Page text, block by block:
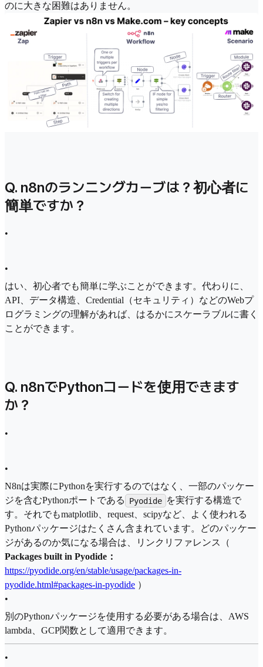
のに大きな困難はありません。
Q. n8nのランニングカーブは？初心者に
簡単ですか？
•
•
はい、初心者でも簡単に学ぶことができます。代わりに、
API、データ構造、Credential（セキュリティ）などのWebプ
ログラミングの理解があれば、はるかにスケーラブルに書く
ことができます。
Q. n8nでPythonコードを使用できます
か？
•
•
N8nは実際にPythonを実行するのではなく、一部のパッケー
ジを含むPythonポートである
Pyodide を実行する構造で
す。それでもmatplotlib、request、scipyなど、よく使われる
Pythonパッケージはたくさん含まれています。どのパッケー
ジがあるのか​​気になる場合は、リンクリファレンス（
Packages built in Pyodide：
https://pyodide.org/en/stable/usage/packages-in-
pyodide.html#packages-in-pyodide ）
•
別のPythonパッケージを使用する必要がある場合は、AWS
lambda、GCP関数として適用できます。
•